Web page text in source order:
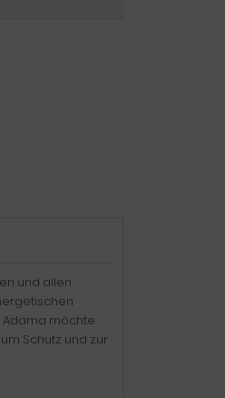
und allen
Adama möchte
Schutz und zur